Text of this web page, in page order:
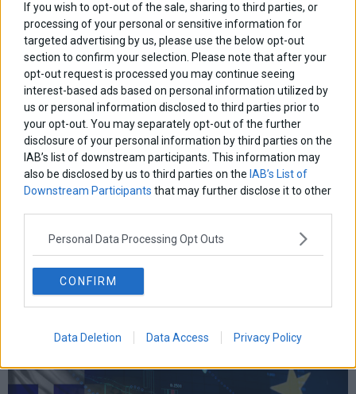
If you wish to opt-out of the sale, sharing to third parties, or
processing of your personal or sensitive information for
targeted advertising by us, please use the below opt-out
section to confirm your selection. Please note that after your
opt-out request is processed you may continue seeing
interest-based ads based on personal information utilized by
us or personal information disclosed to third parties prior to
your opt-out. You may separately opt-out of the further
disclosure of your personal information by third parties on the
IAB’s list of downstream participants. This information may
also be disclosed by us to third parties on the IAB’s List of
Downstream Participants that may further disclose it to other
Personal Data Processing Opt Outs
CONFIRM
Data Deletion Data Access Privacy Policy
«Διαπραγματευτική σκέψη»
Το επαγγελματικό πεδίο της Διαπραγμάτευσης βρίσκεται σε
κάποιο σημείο μεταξύ τέχνης και επιστήμης
Απόψεις